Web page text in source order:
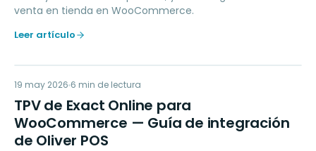
venta en tienda en WooCommerce.
Leer artículo
TD
ACCOUNTING
19 may 2026 6 min de lectura
TPV de Exact Online para
WooCommerce — Guía de integración
de Oliver POS